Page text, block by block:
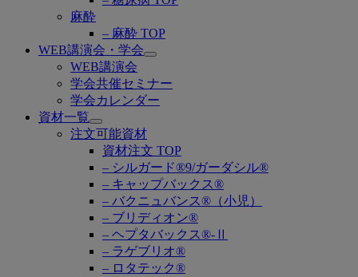
麻酔
– 麻酔 TOP
WEB講演会・学会
Open
WEB講演会
学会共催セミナー
学会カレンダー
資材一覧
Open
submenu
注文可能資材
資材注文 TOP
– シルガード®9/ガーダシル®
– キャップバックス®
– バクニュバンス®（小児）
– ブリディオン®
– ヘプタバックス®-Ⅱ
– ラゲブリオ®
– ロタテック®